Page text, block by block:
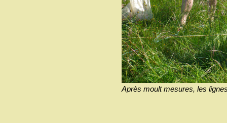
Après moult mesures, les